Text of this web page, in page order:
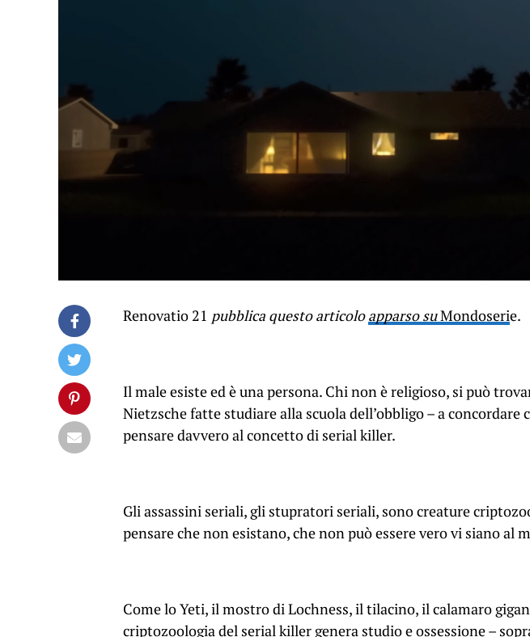
Renovatio 21 pubblica questo articoloapparso suMondoserie.
Il male esiste ed è una persona. Chi non è religioso, si può
Nietzsche fatte studiare alla scuola dell’obbligo – a
pensare davvero al concetto di serial killer.
Gli assassini seriali, gli stupratori seriali, sono creature
pensare che non esistano, che non può essere vero vi siano al
Come lo Yeti, il mostro di Lochness, il tilacino, il calamaro
criptozoologia del serial killer genera studio e ossessione –